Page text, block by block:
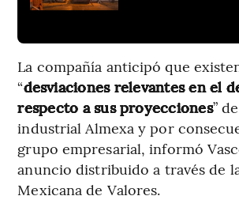
La compañía anticipó que
“desviaciones relevantes en el
respecto a sus proyecciones”
industrial Almexa y por
grupo empresarial, informó
anuncio distribuido a través de
Mexicana de Valores.